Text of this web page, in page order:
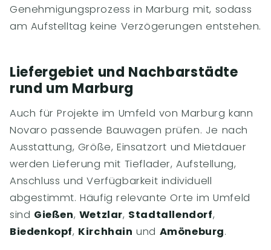
Genehmigungsprozess in Marburg mit, sodass
am Aufstelltag keine Verzögerungen entstehen.
Liefergebiet und Nachbarstädte
rund um Marburg
Auch für Projekte im Umfeld von Marburg kann
Novaro passende Bauwagen prüfen. Je nach
Ausstattung, Größe, Einsatzort und Mietdauer
werden Lieferung mit Tieflader, Aufstellung,
Anschluss und Verfügbarkeit individuell
abgestimmt. Häufig relevante Orte im Umfeld
sind Gießen, Wetzlar, Stadtallendorf,
Biedenkopf, Kirchhain und Amöneburg.